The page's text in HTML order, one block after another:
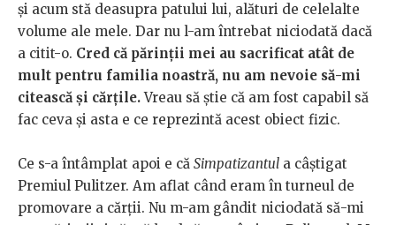
și acum stă deasupra patului lui, alături de celelalte
volume ale mele. Dar nu l-am întrebat niciodată dacă
a citit-o. Cred că părinții mei au sacrificat atât de
mult pentru familia noastră, nu am nevoie să-mi
citească și cărțile.Vreau să știe că am fost capabil să
fac ceva și asta e ce reprezintă acest obiect fizic.
Ce s-a întâmplat apoi e că Simpatizantul a câștigat
Premiul Pulitzer. Am aflat când eram în turneul de
promovare a cărții. Nu m-am gândit niciodată să-mi